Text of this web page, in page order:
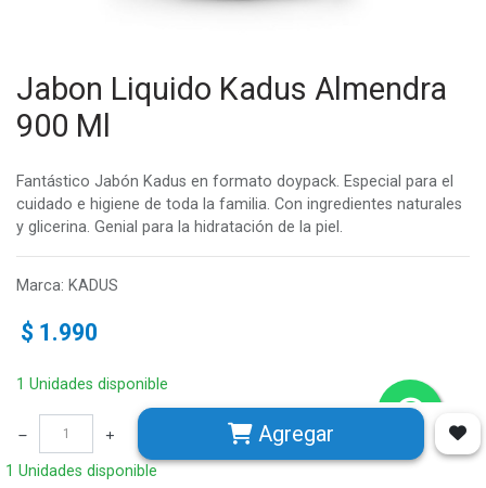
Jabon Liquido Kadus Almendra
900 Ml
Fantástico Jabón Kadus en formato doypack. Especial para el
cuidado e higiene de toda la familia. Con ingredientes naturales
y glicerina. Genial para la hidratación de la piel.
Marca: KADUS
$ 1.990
Agregar
1 Unidades disponible
1 Unidades disponible